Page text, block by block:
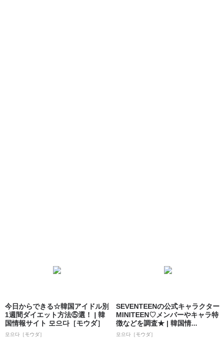
今日からできる☆韓国アイドル別
1週間ダイエット方法⑤選！ | 韓
国情報サイト 모으다［モウダ］
모으다［モウダ］
SEVENTEENの公式キャラクター
MINITEEN♡メンバーやキャラ特
徴などを調査★ | 韓国情...
모으다［モウダ］